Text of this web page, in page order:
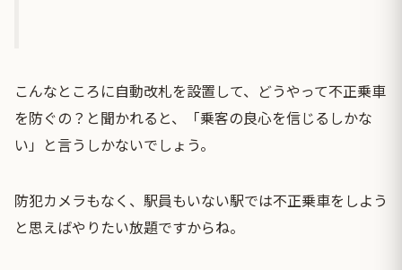
こんなところに自動改札を設置して、どうやって不正乗車
を防ぐの？と聞かれると、「乗客の良心を信じるしかな
い」と言うしかないでしょう。
防犯カメラもなく、駅員もいない駅では不正乗車をしよう
と思えばやりたい放題ですからね。